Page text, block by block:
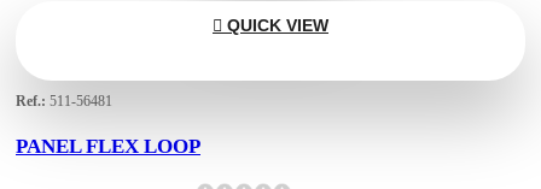
 QUICK VIEW
Ref.: 511-56481
PANEL FLEX LOOP